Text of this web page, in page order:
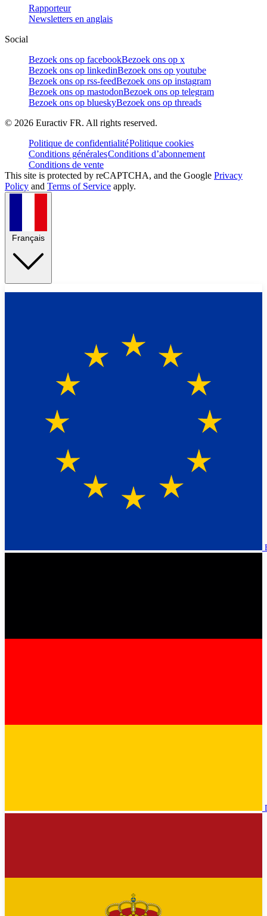
Rapporteur
Newsletters en anglais
Social
Bezoek ons op facebookBezoek ons op x
Bezoek ons op linkedinBezoek ons op youtube
Bezoek ons op rss-feedBezoek ons op instagram
Bezoek ons op mastodonBezoek ons op telegram
Bezoek ons op blueskyBezoek ons op threads
© 2026 Euractiv FR. All rights reserved.
Politique de confidentialitéPolitique cookies
Conditions généralesConditions d’abonnement
Conditions de vente
This site is protected by reCAPTCHA, and the Google Privacy
Policy and Terms of Service apply.
Français